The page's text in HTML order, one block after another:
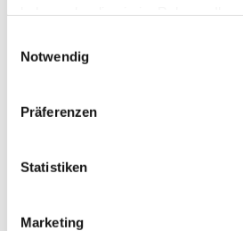
Notwendig
Präferenzen
Statistiken
Marketing